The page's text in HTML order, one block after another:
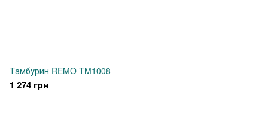
Тамбурин REMO TM1008
1 274 грн